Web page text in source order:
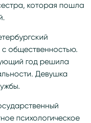
которая пошла
с общественностью.
год решила
Девушка
психологическое